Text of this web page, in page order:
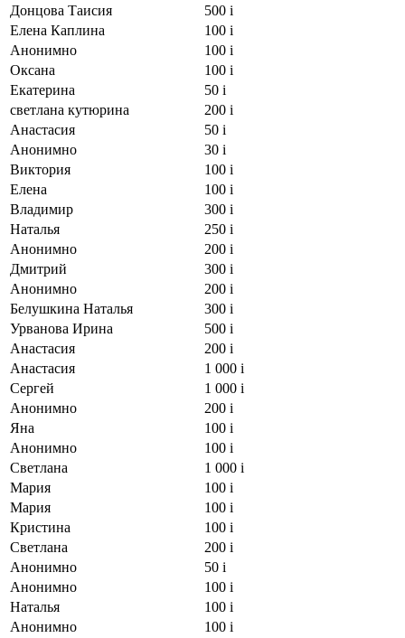
Донцова Таисия
500 i
Елена Каплина
100 i
Анонимно
100 i
Оксана
100 i
Екатерина
50 i
светлана кутюрина
200 i
Анастасия
50 i
Анонимно
30 i
Виктория
100 i
Елена
100 i
Владимир
300 i
Наталья
250 i
Анонимно
200 i
Дмитрий
300 i
Анонимно
200 i
Белушкина Наталья
300 i
Урванова Ирина
500 i
Анастасия
200 i
Анастасия
1 000 i
Сергей
1 000 i
Анонимно
200 i
Яна
100 i
Анонимно
100 i
Светлана
1 000 i
Мария
100 i
Мария
100 i
Кристина
100 i
Светлана
200 i
Анонимно
50 i
Анонимно
100 i
Наталья
100 i
Анонимно
100 i